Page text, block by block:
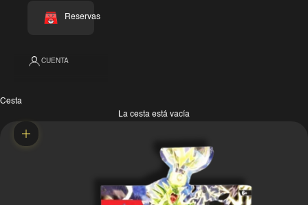
Reservas
CUENTA
Cesta
La cesta está vacía
Zoom